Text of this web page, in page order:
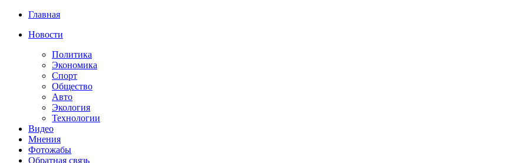
Главная
Новости
Политика
Экономика
Спорт
Общество
Авто
Экология
Технологии
Видео
Мнения
Фотожабы
Обратная связь